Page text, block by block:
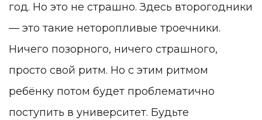
год. Но это не страшно. Здесь второгодники
— это такие неторопливые троечники.
Ничего позорного, ничего страшного,
просто свой ритм. Но с этим ритмом
ребёнку потом будет проблематично
поступить в университет. Будьте